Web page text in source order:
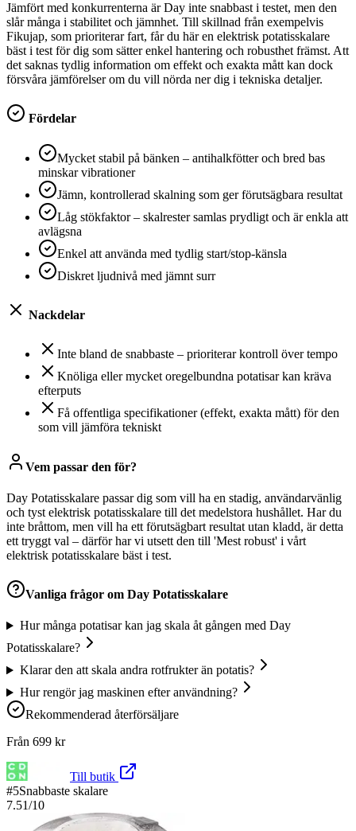
Jämfört med konkurrenterna är Day inte snabbast i testet, men den
slår många i stabilitet och jämnhet. Till skillnad från exempelvis
Fikujap, som prioriterar fart, får du här en elektrisk potatisskalare
bäst i test för dig som sätter enkel hantering och robusthet främst. Att
det saknas tydlig information om effekt och exakta mått kan dock
försvåra jämförelser om du vill nörda ner dig i tekniska detaljer.
Fördelar
Mycket stabil på bänken – antihalkfötter och bred bas
minskar vibrationer
Jämn, kontrollerad skalning som ger förutsägbara resultat
Låg stökfaktor – skalrester samlas prydligt och är enkla att
avlägsna
Enkel att använda med tydlig start/stop-känsla
Diskret ljudnivå med jämnt surr
Nackdelar
Inte bland de snabbaste – prioriterar kontroll över tempo
Knöliga eller mycket oregelbundna potatisar kan kräva
efterputs
Få offentliga specifikationer (effekt, exakta mått) för den
som vill jämföra tekniskt
Vem passar den för?
Day Potatisskalare passar dig som vill ha en stadig, användarvänlig
och tyst elektrisk potatisskalare till det medelstora hushållet. Har du
inte bråttom, men vill ha ett förutsägbart resultat utan kladd, är detta
ett tryggt val – därför har vi utsett den till 'Mest robust' i vårt
elektrisk potatisskalare bäst i test.
Vanliga frågor om Day Potatisskalare
Hur många potatisar kan jag skala åt gången med Day
Potatisskalare?
Klarar den att skala andra rotfrukter än potatis?
Hur rengör jag maskinen efter användning?
Rekommenderad återförsäljare
Från 699 kr
Till butik
#5Snabbaste skalare
7.51/10